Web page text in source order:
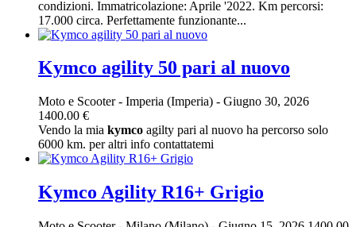
condizioni. Immatricolazione: Aprile '2022. Km percorsi:
17.000 circa. Perfettamente funzionante...
Kymco agility 50 pari al nuovo
Moto e Scooter- Imperia (Imperia) - Giugno 30, 2026
1400.00 €
Vendo la mia kymco agilty pari al nuovo ha percorso solo
6000 km. per altri info contattatemi
Kymco Agility R16+ Grigio